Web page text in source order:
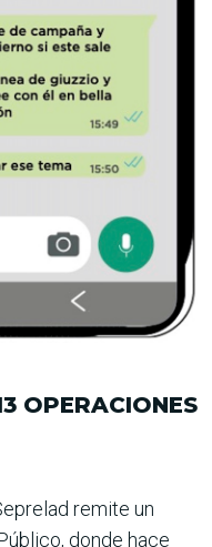
OPERACIONES
remite un
donde hace